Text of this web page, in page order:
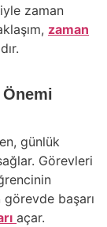
zaman
zaman
Önemi
günlük
Görevleri
görevde başarı
açar.